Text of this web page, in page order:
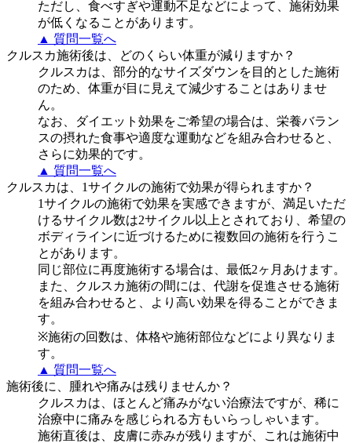
ただし、食べすぎや運動不足などによって、施術効果
が低くなることがあります。
▲ 質問一覧へ
クルスカ施術後は、どのくらい体重が減りますか？
クルスカは、部分的なサイズダウンを目的とした施術
のため、体重が目に見えて減少することはありませ
ん。
なお、ダイエット効果をご希望の場合は、栄養バラン
スの摂れた食事や適度な運動などを組み合わせると、
さらに効果的です。
▲ 質問一覧へ
クルスカは、1サイクルの施術で効果が得られますか？
1サイクルの施術で効果を実感できますが、満足いただ
けるサイクル数は2サイクル以上とされており、希望の
ボディラインに近づけるために複数回の施術を行うこ
とがあります。
同じ部位に再度施術する場合は、最低2ヶ月あけます。
また、クルスカ施術の間には、代謝を促進させる施術
を組み合わせると、より高い効果を得ることができま
す。
※施術の回数は、体格や施術部位などにより異なりま
す。
▲ 質問一覧へ
施術後に、腫れや痛みは残りませんか？
クルスカは、ほとんど痛みがない治療法ですが、稀に
治療中に痛みを感じられる方もいらっしゃいます。
施術直後は、皮膚に赤みが残りますが、これは施術中